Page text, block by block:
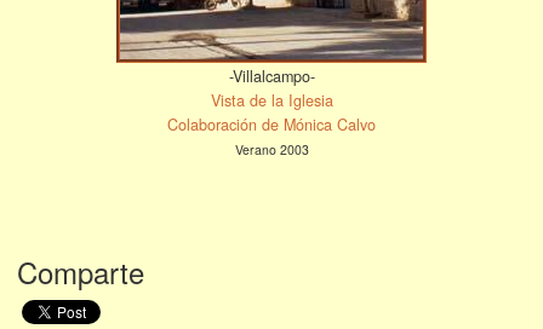
-Villalcampo-
Vista de la Iglesia
Colaboración de Mónica Calvo
Verano 2003
Comparte